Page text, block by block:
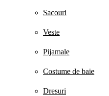
Sacouri
Veste
Pijamale
Costume de baie
Dresuri